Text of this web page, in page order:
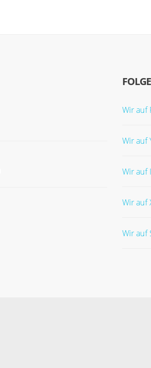
Wir auf
Wir auf
Wir auf
Wir auf
Wir auf